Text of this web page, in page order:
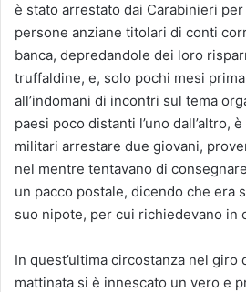
è stato arrestato dai Carabinieri
persone anziane titolari di conti
banca, depredandole dei loro
truffaldine, e, solo pochi mesi
all’indomani di incontri sul tema
paesi poco distanti l’uno dall’altro,
militari arrestare due giovani,
nel mentre tentavano di
un pacco postale, dicendo che era
suo nipote, per cui richiedevano in
In quest’ultima circostanza nel giro
mattinata si è innescato un vero e